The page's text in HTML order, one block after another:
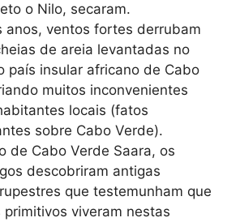
o Nilo, secaram.
anos, ventos fortes derrubam
de areia levantadas no
país insular africano de Cabo
muitos inconvenientes
locais (fatos
sobre Cabo Verde).
de Cabo Verde Saara, os
descobriram antigas
que testemunham que
primitivos viveram nestas